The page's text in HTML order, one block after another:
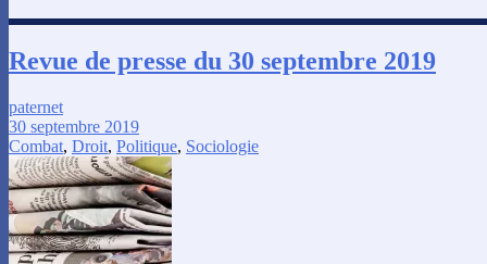
Revue de presse du 30 septembre 2019
paternet
30 septembre 2019
Combat, Droit, Politique, Sociologie